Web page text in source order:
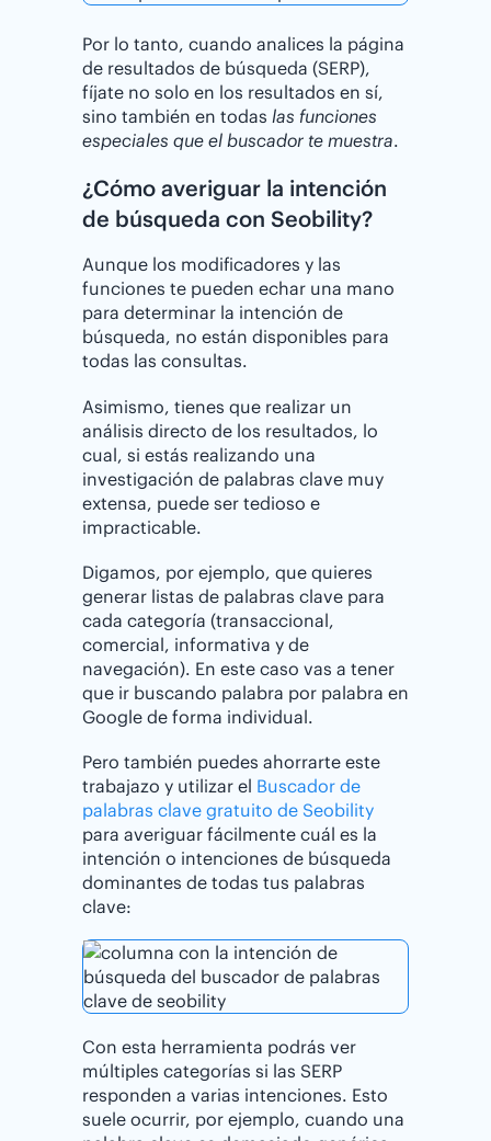
Por lo tanto, cuando analices la página
de resultados de búsqueda (SERP),
fíjate no solo en los resultados en sí,
sino también en todas las funciones
especiales que el buscador te muestra.
¿⁣Cómo averiguar la intención
de búsqueda con Seobility?
Aunque los modificadores y las
funciones te pueden echar una mano
para determinar la intención de
búsqueda, no están disponibles para
todas las consultas.
Asimismo, tienes que realizar un
análisis directo de los resultados, lo
cual, si estás realizando una
investigación de palabras clave muy
extensa, puede ser tedioso e
impracticable.
Digamos, por ejemplo, que quieres
generar listas de palabras clave para
cada categoría (transaccional,
comercial, informativa y de
navegación). En este caso vas a tener
que ir buscando palabra por palabra en
Google de forma individual.
Pero también puedes ahorrarte este
trabajazo y utilizar el Buscador de
palabras clave gratuito de Seobility
para averiguar fácilmente cuál es la
intención o intenciones de búsqueda
dominantes de todas tus palabras
clave:
Con esta herramienta podrás ver
múltiples categorías si las SERP
responden a varias intenciones. Esto
suele ocurrir, por ejemplo, cuando una